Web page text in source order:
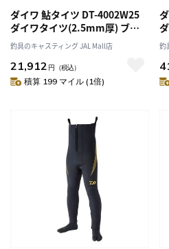
ダイワ 鮎タイツ DT-4002W25
ダイワタイツ(2.5mm厚) ブラ
ック 3LA
釣具のキャスティング JAL Mall店
21,912 円 （税込）
積算 199 マイル (1倍)
釣